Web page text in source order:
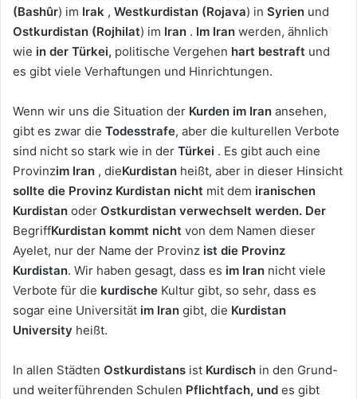
(Bashûr) im Irak , Westkurdistan (Rojava) in Syrien und
Ostkurdistan (Rojhilat) im Iran . Im Iran werden, ähnlich
wie in der Türkei, politische Vergehen hart bestraft und
es gibt viele Verhaftungen und Hinrichtungen.
Wenn wir uns die Situation der Kurden im Iran ansehen,
gibt es zwar die Todesstrafe, aber die kulturellen Verbote
sind nicht so stark wie in der Türkei . Es gibt auch eine
Provinzim Iran , dieKurdistan heißt, aber in dieser Hinsicht
sollte die Provinz Kurdistan nicht mit dem iranischen
Kurdistan oder Ostkurdistan verwechselt werden. Der
BegriffKurdistan kommt nicht von dem Namen dieser
Ayelet, nur der Name der Provinz ist die Provinz
Kurdistan. Wir haben gesagt, dass es im Iran nicht viele
Verbote für die kurdische Kultur gibt, so sehr, dass es
sogar eine Universität im Iran gibt, die Kurdistan
University heißt.
In allen Städten Ostkurdistans ist Kurdisch in den Grund-
und weiterführenden Schulen Pflichtfach, und es gibt